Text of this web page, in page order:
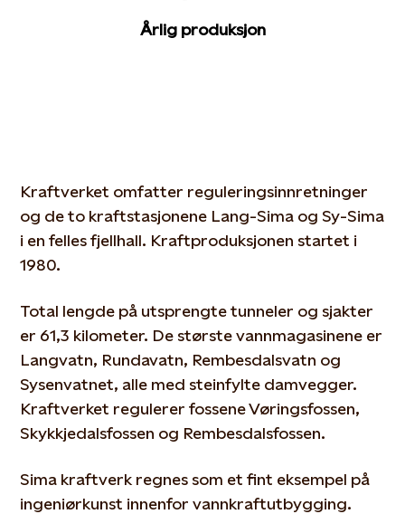
Årlig produksjon
Kraftverket omfatter reguleringsinnretninger
og de to kraftstasjonene Lang-Sima og Sy-Sima
i en felles fjellhall. Kraftproduksjonen startet i
1980.
Total lengde på utsprengte tunneler og sjakter
er 61,3 kilometer. De største vannmagasinene er
Langvatn, Rundavatn, Rembesdalsvatn og
Sysenvatnet, alle med steinfylte damvegger.
Kraftverket regulerer fossene Vøringsfossen,
Skykkjedalsfossen og Rembesdalsfossen.
Sima kraftverk regnes som et fint eksempel på
ingeniørkunst innenfor vannkraftutbygging.